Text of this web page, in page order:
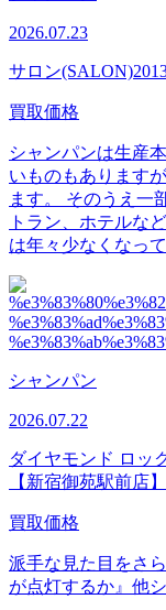
2026.07.23
サロン
買取価格
シャンパンは生産
いものもあります
ます。 そのうえ一
トラン、ホテルな
は年々少なくなっ
シャンパン
2026.07.22
ダイヤモンド ロッ
【新宿御苑駅前店】
買取価格
派手な見た目をさ
が点灯するか』他